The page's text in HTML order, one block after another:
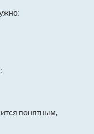
понятным,